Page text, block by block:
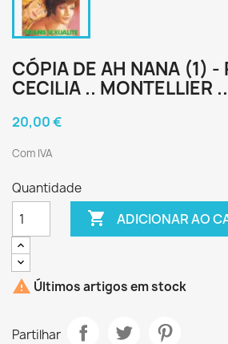
CÓPIA DE AH NANA (1) -
CECILIA .. MONTELLIER
20,00 €
Com IVA
Quantidade
 ADICIONAR AO
 Últimos artigos em stock
Partilhar